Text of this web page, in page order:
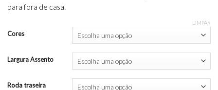
para fora de casa.
Cores
Largura Assento
Roda traseira
LIMPAR